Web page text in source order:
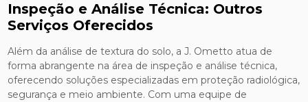
Inspeção e Análise Técnica: Outros
Serviços Oferecidos
Além da análise de textura do solo, a J. Ometto atua de
forma abrangente na área de inspeção e análise técnica,
oferecendo soluções especializadas em proteção radiológica,
segurança e meio ambiente. Com uma equipe de